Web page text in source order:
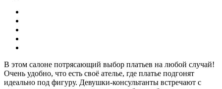
В этом салоне потрясающий выбор платьев на любой случай!
Очень удобно, что есть своё ателье, где платье подгонят
идеально под фигуру. Девушки-консультанты встречают с